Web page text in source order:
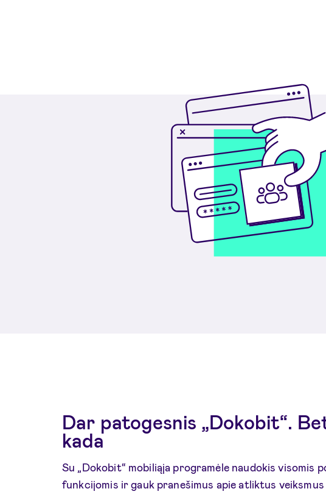
Dar patogesnis „Dokobit“.
kada
Su „Dokobit“ mobiliąja programėle naudokis visomis
funkcijomis ir gauk pranešimus apie atliktus